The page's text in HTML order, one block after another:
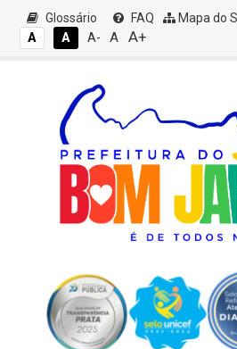
Glossário FAQ Mapa do
A
A A- A A+